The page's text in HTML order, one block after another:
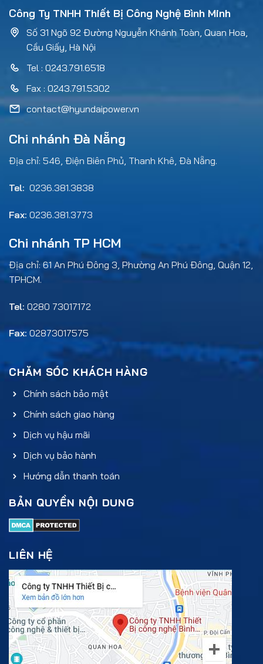
Công Ty TNHH Thiết Bị Công Nghệ Bình Minh
Số 31 Ngõ 92 Đường Nguyễn Khánh Toàn, Quan Hoa,
Cầu Giấy, Hà Nội
Tel : 0243.791.6518
Fax : 0243.791.5302
contact@hyundaipower.vn
Chi nhánh Đà Nẵng
Địa chỉ: 546, Điện Biên Phủ, Thanh Khê, Đà Nẵng.
Tel: 0236.381.3838
Fax: 0236.381.3773
Chi nhánh TP HCM
Địa chỉ: 61 An Phú Đông 3, Phường An Phú Đông, Quận 12,
TPHCM.
Tel: 0280 73017172
Fax: 02873017575
CHĂM SÓC KHÁCH HÀNG
Chính sách bảo mật
Chính sách giao hàng
Dịch vụ hậu mãi
Dịch vụ bảo hành
Hướng dẫn thanh toán
BẢN QUYỀN NỘI DUNG
LIÊN HỆ